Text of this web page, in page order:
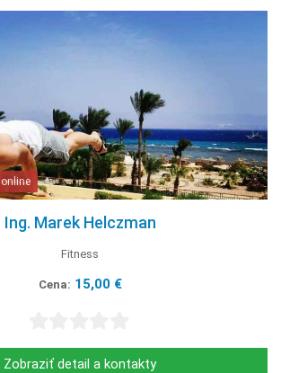
online
Ing. Marek Helczman
Fitness
Cena: 15,00 €
Zobraziť detail a kontakty